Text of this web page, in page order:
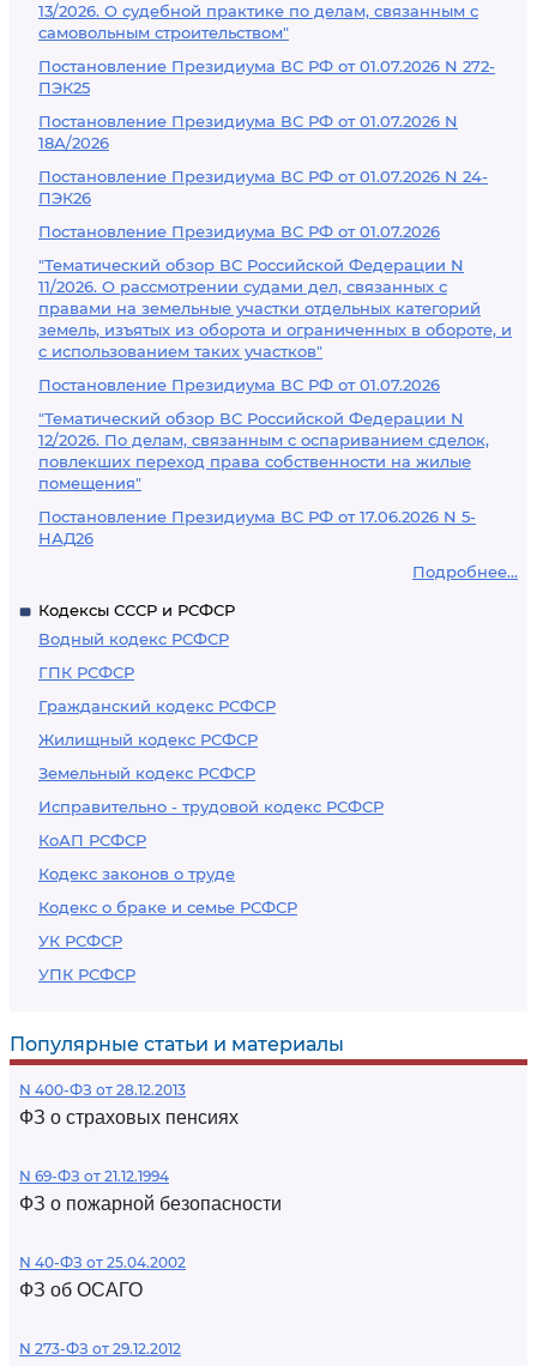
13/2026. О судебной практике по делам, связанным с
самовольным строительством"
Постановление Президиума ВС РФ от 01.07.2026 N 272-
ПЭК25
Постановление Президиума ВС РФ от 01.07.2026 N
18А/2026
Постановление Президиума ВС РФ от 01.07.2026 N 24-
ПЭК26
Постановление Президиума ВС РФ от 01.07.2026
"Тематический обзор ВС Российской Федерации N
11/2026. О рассмотрении судами дел, связанных с
правами на земельные участки отдельных категорий
земель, изъятых из оборота и ограниченных в обороте, и
с использованием таких участков"
Постановление Президиума ВС РФ от 01.07.2026
"Тематический обзор ВС Российской Федерации N
12/2026. По делам, связанным с оспариванием сделок,
повлекших переход права собственности на жилые
помещения"
Постановление Президиума ВС РФ от 17.06.2026 N 5-
НАД26
Подробнее...
Кодексы СССР и РСФСР
Водный кодекс РСФСР
ГПК РСФСР
Гражданский кодекс РСФСР
Жилищный кодекс РСФСР
Земельный кодекс РСФСР
Исправительно - трудовой кодекс РСФСР
КоАП РСФСР
Кодекс законов о труде
Кодекс о браке и семье РСФСР
УК РСФСР
УПК РСФСР
Популярные статьи и материалы
N 400-ФЗ от 28.12.2013
ФЗ о страховых пенсиях
N 69-ФЗ от 21.12.1994
ФЗ о пожарной безопасности
N 40-ФЗ от 25.04.2002
ФЗ об ОСАГО
N 273-ФЗ от 29.12.2012